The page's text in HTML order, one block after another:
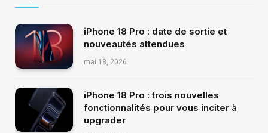
iPhone 18 Pro : date de sortie et
nouveautés attendues
mai 18, 2026
iPhone 18 Pro : trois nouvelles
fonctionnalités pour vous inciter à
upgrader